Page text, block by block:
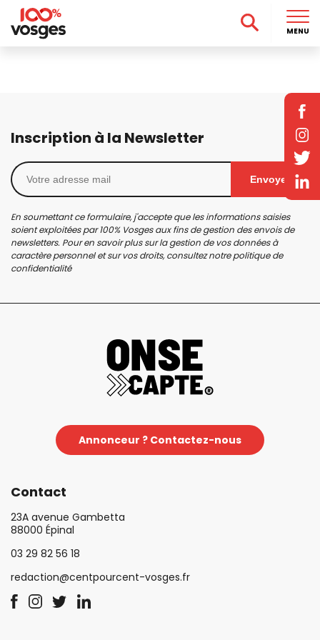
Inscription à la Newsletter
Envoyer
En soumettant ce formulaire, j'accepte que les informations saisies
soient exploitées par 100% Vosges aux fins de gestion des envois de
newsletters. Pour en savoir plus sur la gestion de vos données à
caractère personnel et sur vos droits, consultez notrepolitique de
confidentialité
Annonceur ? Contactez-nous
Contact
23A avenue Gambetta
88000 Épinal
03 29 82 56 18
redaction@centpourcent-vosges.fr
MENU